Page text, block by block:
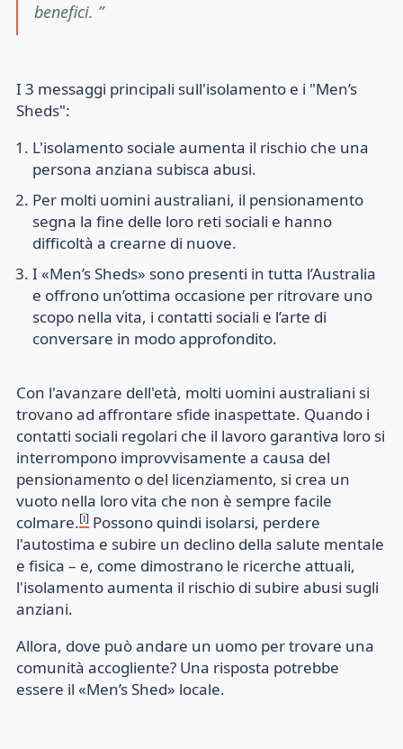
benefici.
I 3 messaggi principali sull'isolamento e i "Men’s
Sheds":
L'isolamento sociale aumenta il rischio che una
persona anziana subisca abusi.
Per molti uomini australiani, il pensionamento
segna la fine delle loro reti sociali e hanno
difficoltà a crearne di nuove.
I «Men’s Sheds» sono presenti in tutta l’Australia
e offrono un’ottima occasione per ritrovare uno
scopo nella vita, i contatti sociali e l’arte di
conversare in modo approfondito.
Con l'avanzare dell'età, molti uomini australiani si
trovano ad affrontare sfide inaspettate. Quando i
contatti sociali regolari che il lavoro garantiva loro si
interrompono improvvisamente a causa del
pensionamento o del licenziamento, si crea un
vuoto nella loro vita che non è sempre facile
colmare.[i] Possono quindi isolarsi, perdere
l'autostima e subire un declino della salute mentale
e fisica – e, come dimostrano le ricerche attuali,
l'isolamento aumenta il rischio di subire abusi sugli
anziani.
Allora, dove può andare un uomo per trovare una
comunità accogliente? Una risposta potrebbe
essere il «Men’s Shed» locale.